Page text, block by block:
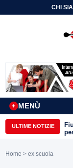
CHI
MENÙ
+
ULTIME NOTIZIE
Home > ex scuola